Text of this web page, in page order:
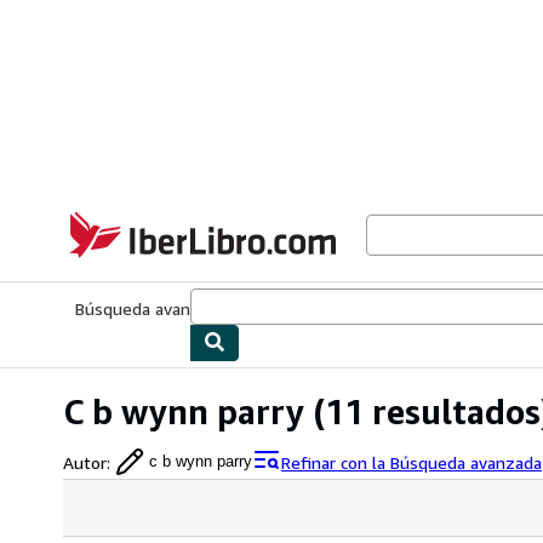
IberLibro.com
Búsqueda avanzada
C b wynn parry (11
Autor: c b wynn parry Refinar con la Búsqueda avanzada